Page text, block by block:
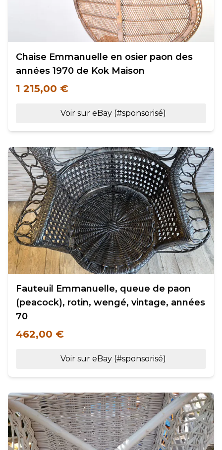
Chaise Emmanuelle en osier paon des
années 1970 de Kok Maison
1 215,00 €
Voir sur eBay (#sponsorisé)
Fauteuil Emmanuelle, queue de paon
(peacock), rotin, wengé, vintage, années
70
462,00 €
Voir sur eBay (#sponsorisé)